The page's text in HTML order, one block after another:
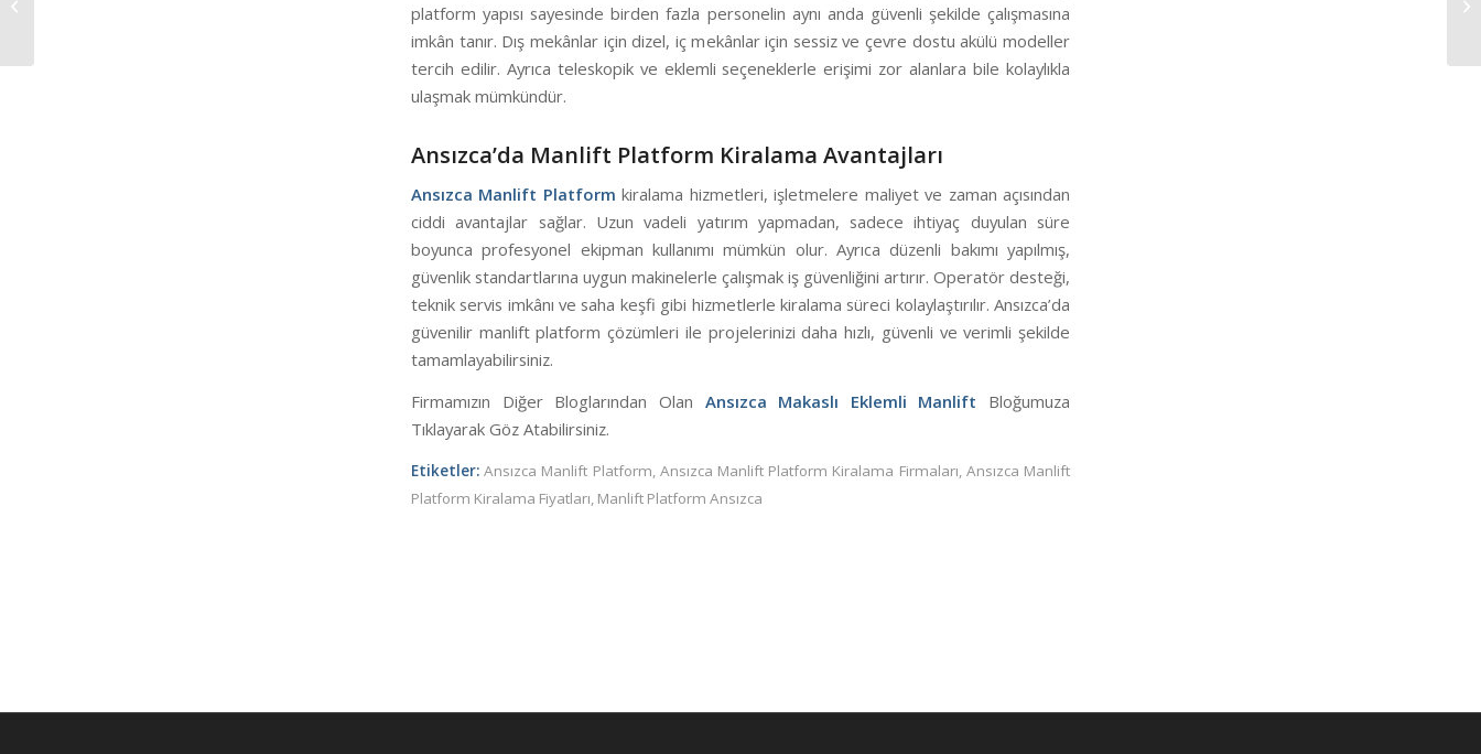
platform yapısı sayesinde birden fazla personelin aynı anda güvenli şekilde çalışmasına
imkân tanır. Dış mekânlar için dizel, iç mekânlar için sessiz ve çevre dostu akülü modeller
tercih edilir. Ayrıca teleskopik ve eklemli seçeneklerle erişimi zor alanlara bile kolaylıkla
ulaşmak mümkündür.
Ansızca’da Manlift Platform Kiralama Avantajları
Ansızca Manlift Platform kiralama hizmetleri, işletmelere maliyet ve zaman açısından
ciddi avantajlar sağlar. Uzun vadeli yatırım yapmadan, sadece ihtiyaç duyulan süre
boyunca profesyonel ekipman kullanımı mümkün olur. Ayrıca düzenli bakımı yapılmış,
güvenlik standartlarına uygun makinelerle çalışmak iş güvenliğini artırır. Operatör desteği,
teknik servis imkânı ve saha keşfi gibi hizmetlerle kiralama süreci kolaylaştırılır. Ansızca’da
güvenilir manlift platform çözümleri ile projelerinizi daha hızlı, güvenli ve verimli şekilde
tamamlayabilirsiniz.
Firmamızın Diğer Bloglarından Olan Ansızca Makaslı Eklemli Manlift Bloğumuza
Tıklayarak Göz Atabilirsiniz.
Etiketler: Ansızca Manlift Platform, Ansızca Manlift Platform Kiralama Firmaları, Ansızca Manlift
Platform Kiralama Fiyatları, Manlift Platform Ansızca